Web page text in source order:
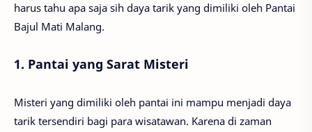
harus tahu apa saja sih daya tarik yang dimiliki oleh Pantai
Bajul Mati Malang.
1. Pantai yang Sarat Misteri
Misteri yang dimiliki oleh pantai ini mampu menjadi daya
tarik tersendiri bagi para wisatawan. Karena di zaman